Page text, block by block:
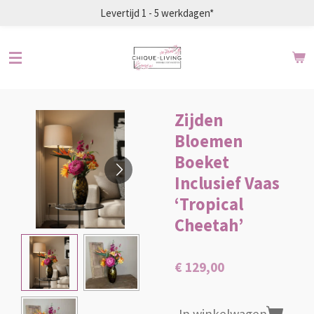
de
Levertijd 1 - 5 werkdagen*
Zijden
Bloemen
Boeket
Inclusief Vaas
‘Tropical
Cheetah’
€ 129,00